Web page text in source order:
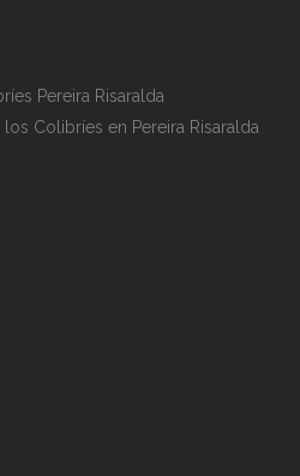
Pereira Risaralda
Colibríes en Pereira Risaralda